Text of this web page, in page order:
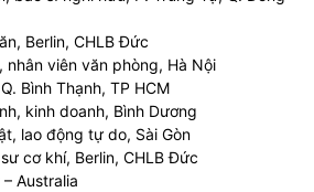
Berlin, CHLB Đức
viên văn phòng, Hà Nội
Bình Thạnh, TP HCM
kinh doanh, Bình Dương
lao động tự do, Sài Gòn
cơ khí, Berlin, CHLB Đức
Australia